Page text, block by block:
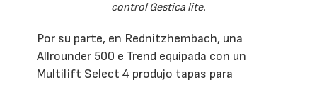
control Gestica lite.
Por su parte, en Rednitzhembach, una
Allrounder 500 e Trend equipada con un
Multilift Select 4 produjo tapas para